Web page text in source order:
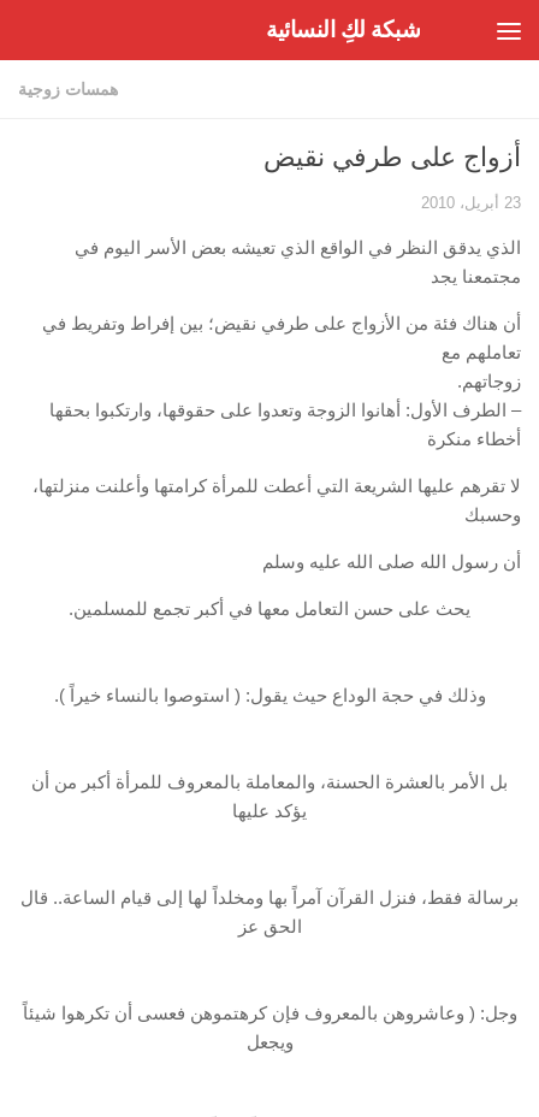
شبكة لكِ النسائية
همسات زوجية
أزواج على طرفي نقيض
23 أبريل، 2010
الذي يدقق النظر في الواقع الذي تعيشه بعض الأسر اليوم في
مجتمعنا يجد
أن هناك فئة من الأزواج على طرفي نقيض؛ بين إفراط وتفريط في
تعاملهم مع
زوجاتهم.
– الطرف الأول: أهانوا الزوجة وتعدوا على حقوقها، وارتكبوا بحقها
أخطاء منكرة
لا تقرهم عليها الشريعة التي أعطت للمرأة كرامتها وأعلنت منزلتها،
وحسبك
أن رسول الله صلى الله عليه وسلم
يحث على حسن التعامل معها في أكبر تجمع للمسلمين.
وذلك في حجة الوداع حيث يقول: ( استوصوا بالنساء خيراً ).
بل الأمر بالعشرة الحسنة، والمعاملة بالمعروف للمرأة أكبر من أن
يؤكد عليها
برسالة فقط، فنزل القرآن آمراً بها ومخلداً لها إلى قيام الساعة.. قال
الحق عز
وجل: ( وعاشروهن بالمعروف فإن كرهتموهن فعسى أن تكرهوا شيئاً
ويجعل